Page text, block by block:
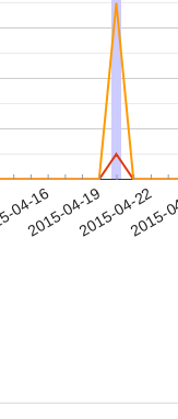
04-16
2015-04-192015-04-22